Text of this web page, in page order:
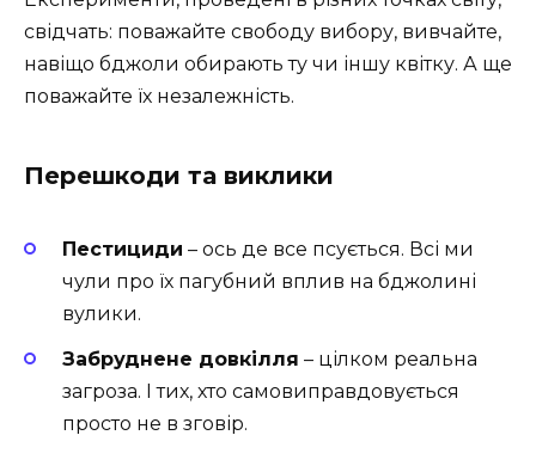
свідчать: поважайте свободу вибору, вивчайте,
навіщо бджоли обирають ту чи іншу квітку. А ще
поважайте їх незалежність.
Перешкоди та виклики
Пестициди – ось де все псується. Всі ми
чули про їх пагубний вплив на бджолині
вулики.
Забруднене довкілля – цілком реальна
загроза. І тих, хто самовиправдовується
просто не в зговір.